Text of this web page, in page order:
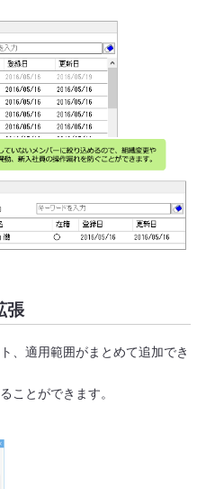
張
、適用範囲がまとめて追加でき
ことができます。